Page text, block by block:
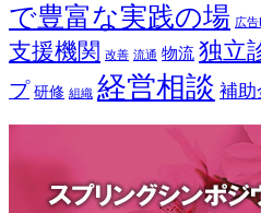
で豊富な実践の場 広
支援機関 改善 流通 物流 独立
プ 研修 組織 経営相談 補助